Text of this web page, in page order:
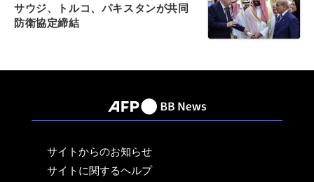
サウジ、トルコ、パキスタンが共同
防衛協定締結
サイトからのお知らせ
サイトに関するヘルプ